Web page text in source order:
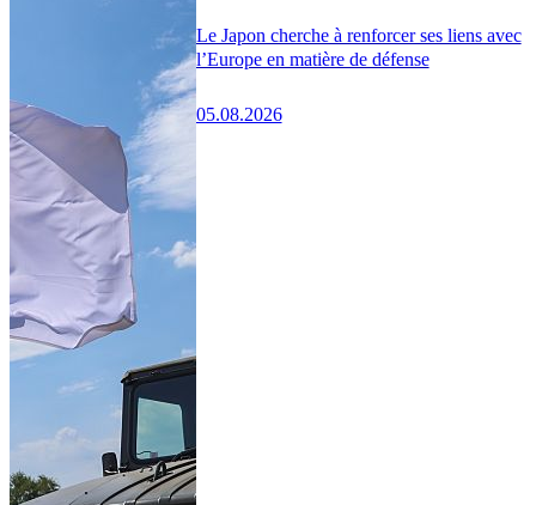
Le Japon cherche à renforcer ses liens avec
l’Europe en matière de défense
05.08.2026